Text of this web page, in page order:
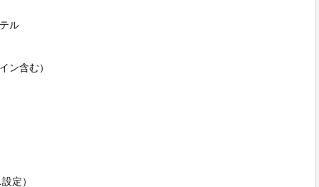
ル
ン含む）
定）